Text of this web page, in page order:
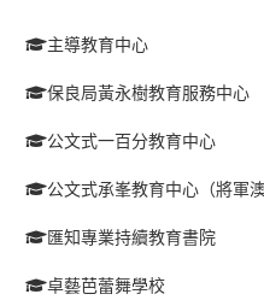
主導教育中心
保良局黃永樹教育服務中心
公文式一百分教育中心
公文式承峯教育中心（將軍澳
匯知專業持續教育書院
卓藝芭蕾舞學校